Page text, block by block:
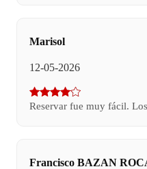
Marisol
12-05-2026
Reservar fue muy fácil.
Francisco BAZAN